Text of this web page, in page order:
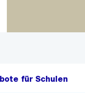
für Schulen